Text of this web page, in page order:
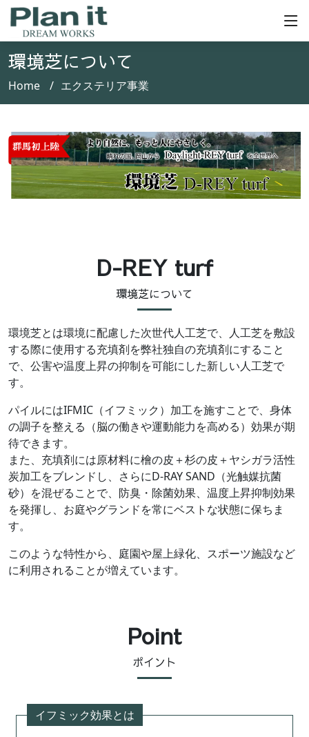
環境芝について
Home エクステリア事業
D-REY turf
環境芝について
環境芝とは環境に配慮した次世代人工芝で、人工芝を敷設
する際に使用する充填剤を弊社独自の充填剤にすること
で、公害や温度上昇の抑制を可能にした新しい人工芝で
す。
パイルにはIFMIC（イフミック）加工を施すことで、身体
の調子を整える（脳の働きや運動能力を高める）効果が期
待できます。
また、充填剤には原材料に檜の皮＋杉の皮＋ヤシガラ活性
炭加工をブレンドし、さらにD-RAY SAND（光触媒抗菌
砂）を混ぜることで、防臭・除菌効果、温度上昇抑制効果
を発揮し、お庭やグランドを常にベストな状態に保ちま
す。
このような特性から、庭園や屋上緑化、スポーツ施設など
に利用されることが増えています。
Point
ポイント
イフミック効果とは